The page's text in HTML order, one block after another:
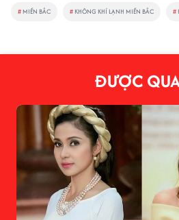
# MIỀN BẮC # KHÔNG KHÍ LẠNH MIỀN BẮC #
ĐƯỢC